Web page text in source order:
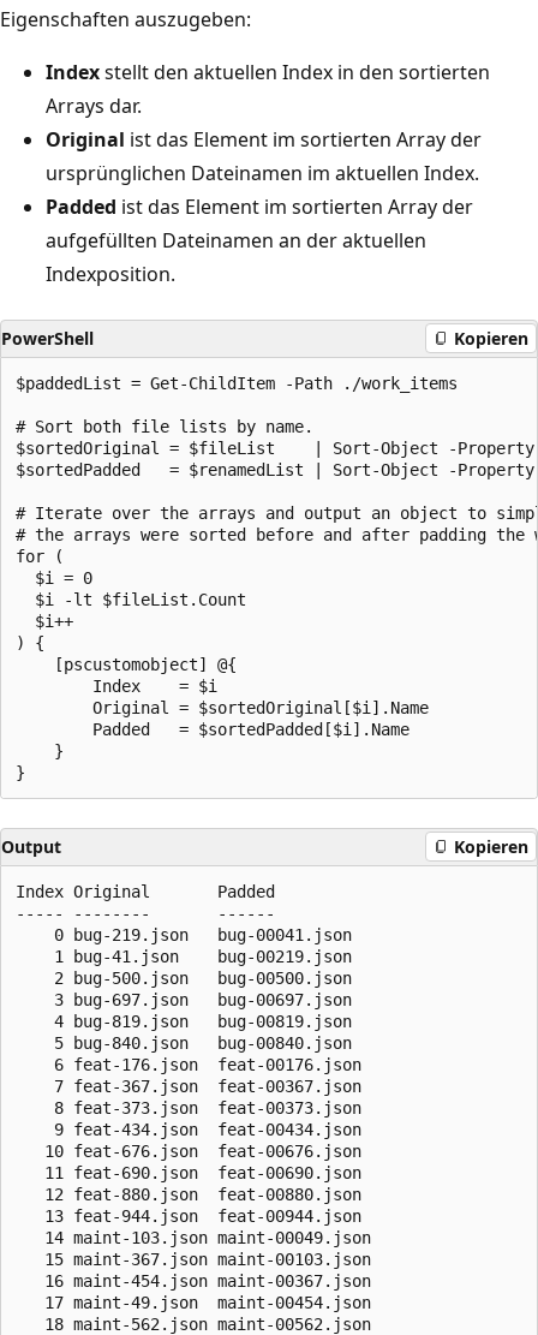
Eigenschaften auszugeben:
Indexstellt den aktuellen Index in den sortierten
Arrays dar.
Original ist das Element im sortierten Array der
ursprünglichen Dateinamen im aktuellen Index.
Padded ist das Element im sortierten Array der
aufgefüllten Dateinamen an der aktuellen
Indexposition.
PowerShell Kopieren
$paddedList = Get-ChildItem -Path ./work_items
# Sort both file lists by name.
$sortedOriginal = $fileList    | Sort-Object -Property
$sortedPadded   = $renamedList | Sort-Object -Property
# Iterate over the arrays and output an object to
# the arrays were sorted before and after padding the
for (
  $i = 0
  $i -lt $fileList.Count
  $i++
) {
    [pscustomobject] @{
        Index    = $i
        Original = $sortedOriginal[$i].Name
        Padded   = $sortedPadded[$i].Name
    }
Output Kopieren
Index Original       Padded
----- --------       ------
    0 bug-219.json   bug-00041.json
    1 bug-41.json    bug-00219.json
    2 bug-500.json   bug-00500.json
    3 bug-697.json   bug-00697.json
    4 bug-819.json   bug-00819.json
    5 bug-840.json   bug-00840.json
    6 feat-176.json  feat-00176.json
    7 feat-367.json  feat-00367.json
    8 feat-373.json  feat-00373.json
    9 feat-434.json  feat-00434.json
   10 feat-676.json  feat-00676.json
   11 feat-690.json  feat-00690.json
   12 feat-880.json  feat-00880.json
   13 feat-944.json  feat-00944.json
   14 maint-103.json maint-00049.json
   15 maint-367.json maint-00103.json
   16 maint-454.json maint-00367.json
   17 maint-49.json  maint-00454.json
   18 maint-562.json maint-00562.json